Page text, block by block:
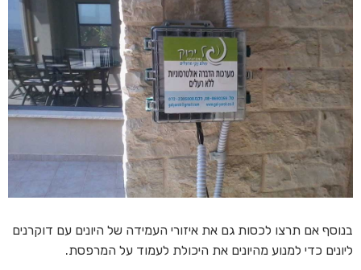
בנוסף אם תרצו לכסות גם את איזורי העמידה של היונים עם דוקרנים
ליונים כדי למנוע מהיונים את היכולת לעמוד על המרפסת.